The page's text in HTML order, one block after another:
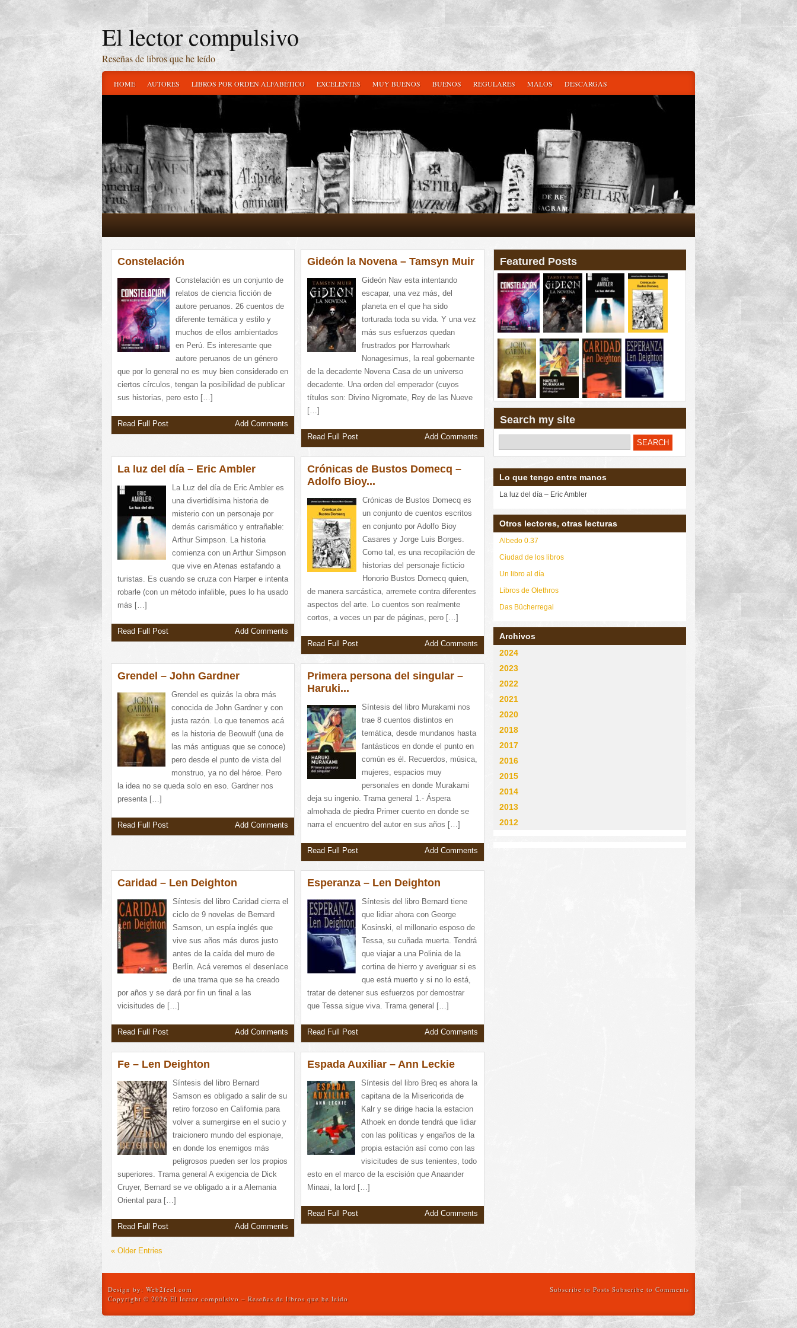
El lector compulsivo
Reseñas de libros que he leído
HOME AUTORES LIBROS POR ORDEN ALFABÉTICO EXCELENTES MUY BUENOS BUENOS REGULARES MALOS DESCARGAS
Constelación
Constelación es un conjunto de
relatos de ciencia ficción de
autore peruanos. 26 cuentos de
diferente temática y estilo y
muchos de ellos ambientados
en Perú. Es interesante que
autore peruanos de un género
que por lo general no es muy bien considerado en
ciertos círculos, tengan la posibilidad de publicar
sus historias, pero esto […]
Read Full Post Add Comments
Gideón la Novena – Tamsyn Muir
Gideón Nav esta intentando
escapar, una vez más, del
planeta en el que ha sido
torturada toda su vida. Y una vez
más sus esfuerzos quedan
frustrados por Harrowhark
Nonagesimus, la real gobernante
de la decadente Novena Casa de un universo
decadente. Una orden del emperador (cuyos
títulos son: Divino Nigromate, Rey de las Nueve
[…]
Read Full Post Add Comments
La luz del día – Eric Ambler
La Luz del día de Eric Ambler es
una divertidísima historia de
misterio con un personaje por
demás carismático y entrañable:
Arthur Simpson. La historia
comienza con un Arthur Simpson
que vive en Atenas estafando a
turistas. Es cuando se cruza con Harper e intenta
robarle (con un método infalible, pues lo ha usado
más […]
Read Full Post Add Comments
Crónicas de Bustos Domecq –
Adolfo Bioy...
Crónicas de Bustos Domecq es
un conjunto de cuentos escritos
en conjunto por Adolfo Bioy
Casares y Jorge Luis Borges.
Como tal, es una recopilación de
historias del personaje ficticio
Honorio Bustos Domecq quien,
de manera sarcástica, arremete contra diferentes
aspectos del arte. Lo cuentos son realmente
cortos, a veces un par de páginas, pero […]
Read Full Post Add Comments
Grendel – John Gardner
Grendel es quizás la obra más
conocida de John Gardner y con
justa razón. Lo que tenemos acá
es la historia de Beowulf (una de
las más antiguas que se conoce)
pero desde el punto de vista del
monstruo, ya no del héroe. Pero
la idea no se queda solo en eso. Gardner nos
presenta […]
Read Full Post Add Comments
Primera persona del singular –
Haruki...
Síntesis del libro Murakami nos
trae 8 cuentos distintos en
temática, desde mundanos hasta
fantásticos en donde el punto en
común es él. Recuerdos, música,
mujeres, espacios muy
personales en donde Murakami
deja su ingenio. Trama general 1.- Áspera
almohada de piedra Primer cuento en donde se
narra el encuentro del autor en sus años […]
Read Full Post Add Comments
Caridad – Len Deighton
Síntesis del libro Caridad cierra el
ciclo de 9 novelas de Bernard
Samson, un espía inglés que
vive sus años más duros justo
antes de la caída del muro de
Berlín. Acá veremos el desenlace
de una trama que se ha creado
por años y se dará por fin un final a las
vicisitudes de […]
Read Full Post Add Comments
Esperanza – Len Deighton
Síntesis del libro Bernard tiene
que lidiar ahora con George
Kosinski, el millonario esposo de
Tessa, su cuñada muerta. Tendrá
que viajar a una Polinia de la
cortina de hierro y averiguar si es
que está muerto y si no lo está,
tratar de detener sus esfuerzos por demostrar
que Tessa sigue viva. Trama general […]
Read Full Post Add Comments
Fe – Len Deighton
Síntesis del libro Bernard
Samson es obligado a salir de su
retiro forzoso en California para
volver a sumergirse en el sucio y
traicionero mundo del espionaje,
en donde los enemigos más
peligrosos pueden ser los propios
superiores. Trama general A exigencia de Dick
Cruyer, Bernard se ve obligado a ir a Alemania
Oriental para […]
Read Full Post Add Comments
Espada Auxiliar – Ann Leckie
Síntesis del libro Breq es ahora la
capitana de la Misericorida de
Kalr y se dirige hacia la estacion
Athoek en donde tendrá que lidiar
con las políticas y engaños de la
propia estación así como con las
visicitudes de sus tenientes, todo
esto en el marco de la escisión que Anaander
Minaai, la lord […]
Read Full Post Add Comments
« Older Entries
Featured Posts
Search my site
Lo que tengo entre manos
La luz del día – Eric Ambler
Otros lectores, otras lecturas
Albedo 0.37
Ciudad de los libros
Un libro al día
Libros de Olethros
Das Bücherregal
Archivos
2024
2023
2022
2021
2020
2018
2017
2016
2015
2014
2013
2012
Design by: Web2feel.com
Copyright © 2026 El lector compulsivo – Reseñas de libros que he leído
Subscribe to Posts Subscribe to Comments